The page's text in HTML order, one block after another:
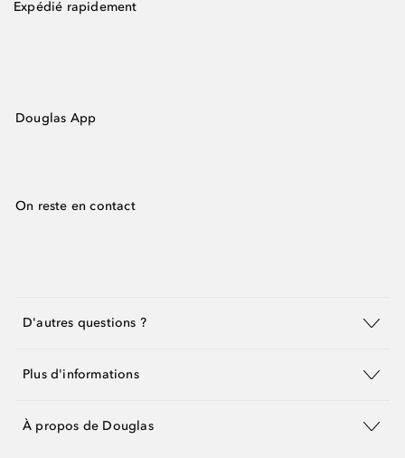
Expédié rapidement
Douglas App
On reste en contact
D'autres questions ?
Plus d'informations
À propos de Douglas